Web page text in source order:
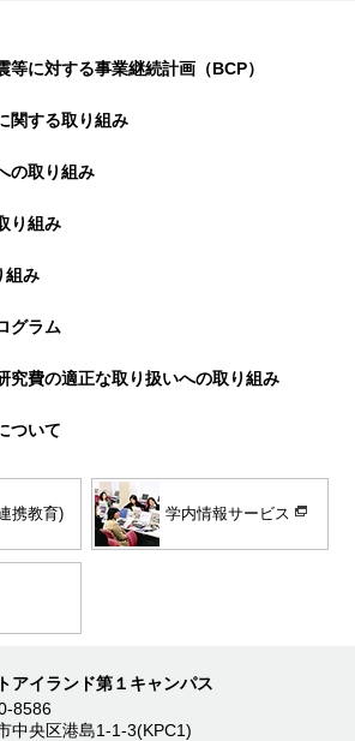
等に対する事業継続計画（BCP）
関する取り組み
の取り組み
り組み
組み
グラム
究費の適正な取り扱いへの取り組み
ついて
携教育) 学内情報サービス
アイランド第１キャンパス
8586
中央区港島1-1-3(KPC1)